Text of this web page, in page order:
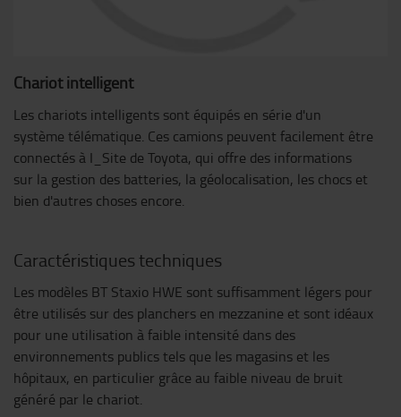
Chariot intelligent
Les chariots intelligents sont équipés en série d'un
système télématique. Ces camions peuvent facilement être
connectés à I_Site de Toyota, qui offre des informations
sur la gestion des batteries, la géolocalisation, les chocs et
bien d'autres choses encore.
Caractéristiques techniques
Les modèles BT Staxio HWE sont suffisamment légers pour
être utilisés sur des planchers en mezzanine et sont idéaux
pour une utilisation à faible intensité dans des
environnements publics tels que les magasins et les
hôpitaux, en particulier grâce au faible niveau de bruit
généré par le chariot.